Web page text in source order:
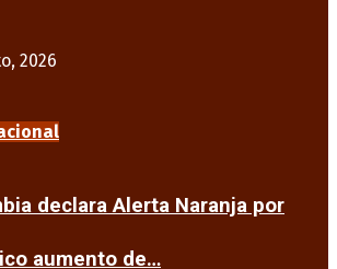
2026
declara Alerta Naranja por
aumento de…